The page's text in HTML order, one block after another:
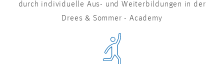
durch individuelle Aus- und Weiterbildungen in der
Drees & Sommer - Academy